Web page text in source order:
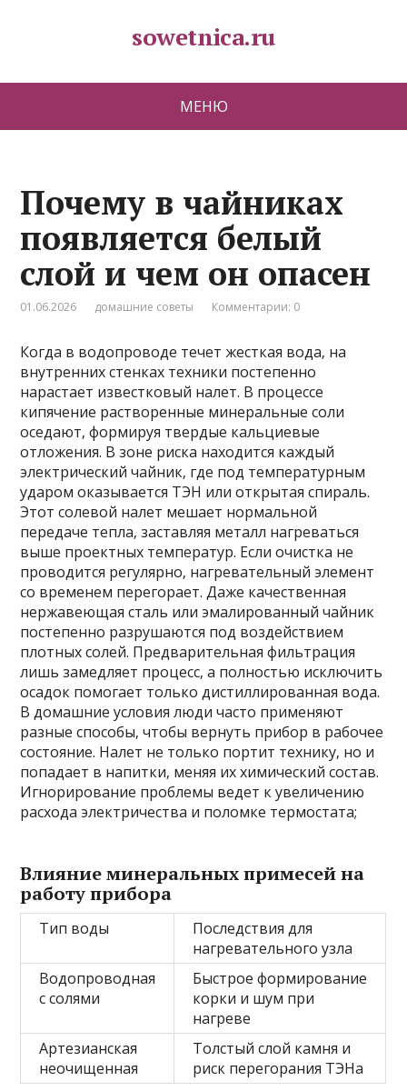
sowetnica.ru
МЕНЮ
Почему в чайниках
появляется белый
слой и чем он опасен
01.06.2026 домашние советы Комментарии: 0
Когда в водопроводе течет жесткая вода‚ на
внутренних стенках техники постепенно
нарастает известковый налет. В процессе
кипячение растворенные минеральные соли
оседают‚ формируя твердые кальциевые
отложения. В зоне риска находится каждый
электрический чайник‚ где под температурным
ударом оказывается ТЭН или открытая спираль.
Этот солевой налет мешает нормальной
передаче тепла‚ заставляя металл нагреваться
выше проектных температур. Если очистка не
проводится регулярно‚ нагревательный элемент
со временем перегорает. Даже качественная
нержавеющая сталь или эмалированный чайник
постепенно разрушаются под воздействием
плотных солей. Предварительная фильтрация
лишь замедляет процесс‚ а полностью исключить
осадок помогает только дистиллированная вода.
В домашние условия люди часто применяют
разные способы‚ чтобы вернуть прибор в рабочее
состояние. Налет не только портит технику‚ но и
попадает в напитки‚ меняя их химический состав.
Игнорирование проблемы ведет к увеличению
расхода электричества и поломке термостата;
Влияние минеральных примесей на
работу прибора
Тип воды
Последствия для
нагревательного узла
Водопроводная
с солями
Быстрое формирование
корки и шум при
нагреве
Артезианская
неочищенная
Толстый слой камня и
риск перегорания ТЭНа